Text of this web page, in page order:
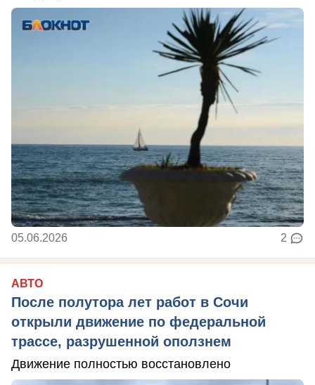
05.06.2026 2
АВТО
После полутора лет работ в Сочи
открыли движение по федеральной
трассе, разрушенной оползнем
Движение полностью восстановлено